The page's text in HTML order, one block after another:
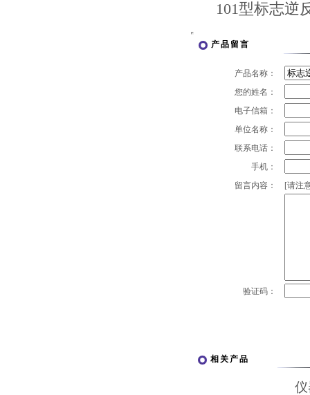
101型标
产品留言
产品名称：
您的姓名：
电子信箱：
单位名称：
联系电话：
手机：
留言内容：
[请注
验证码：
相关产品